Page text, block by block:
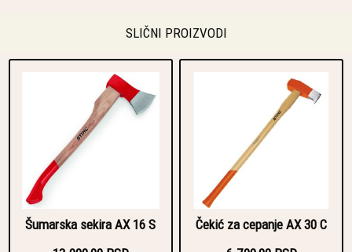
SLIČNI PROIZVODI
Šumarska sekira AX 16 S
Čekić za cepanje AX 30 C